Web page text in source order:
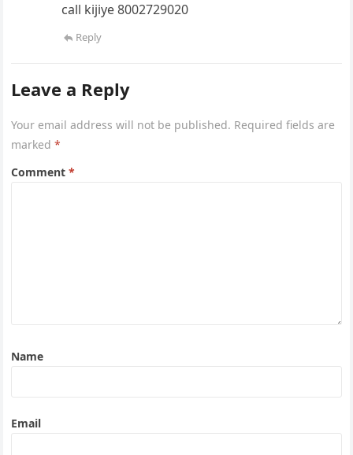
call kijiye 8002729020
Reply
Leave a Reply
Your email address will not be published. Required fields are
marked*
Comment*
Name
Email